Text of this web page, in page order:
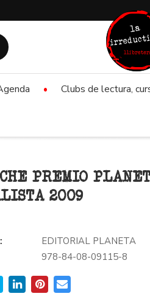
Clubs de lectura,
PREMIO
2009
EDITORIAL PLANETA
978-84-08-09115-8